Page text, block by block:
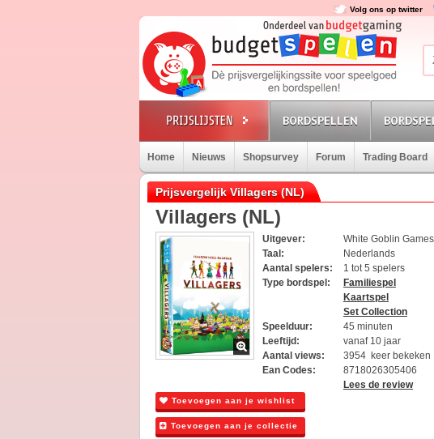
Volg ons op twitter
BORDSPELLEN
Home Nieuws Shopsurvey Forum Trading Board
Prijsvergelijk Villagers (NL)
Villagers (NL)
Uitgever:
White Goblin Games
Taal:
Nederlands
Aantal spelers:
1 tot 5 spelers
Type bordspel:
Familiespel
Kaartspel
Set Collection
Speelduur:
45 minuten
Leeftijd:
vanaf 10 jaar
Aantal views:
3954 keer bekeken
Ean Codes:
8718026305406
Lees de review
Toevoegen aan je wishlist
Toevoegen aan je collectie